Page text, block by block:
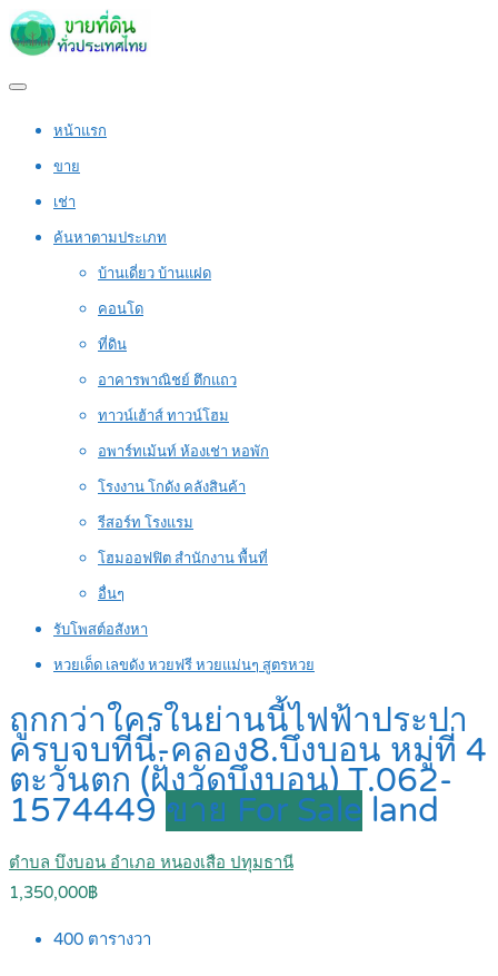
หน้าแรก
ขาย
เช่า
ค้นหาตามประเภท
บ้านเดี่ยว บ้านแฝด
คอนโด
ที่ดิน
อาคารพาณิชย์ ตึกแถว
ทาวน์เฮ้าส์ ทาวน์โฮม
อพาร์ทเม้นท์ ห้องเช่า หอพัก
โรงงาน โกดัง คลังสินค้า
รีสอร์ท โรงแรม
โฮมออฟฟิต สำนักงาน พื้นที่
อื่นๆ
รับโพสต์อสังหา
หวยเด็ด เลขดัง หวยฟรี หวยแม่นๆ สูตรหวย
ถูกกว่าใครในย่านนี้ไฟฟ้าประปา
ครบจบที่นี่-คลอง8.บึงบอน หมู่ที่ 4
ตะวันตก (ฝั่งวัดบึงบอน) T.062-
1574449 ขาย For Sale land
ตำบล บึงบอน อำเภอ หนองเสือ ปทุมธานี
1,350,000฿
400 ตารางวา